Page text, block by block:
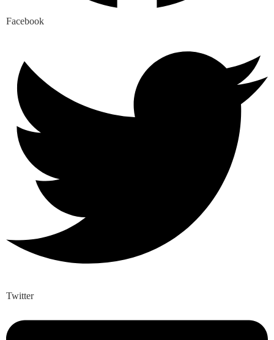
Facebook
Twitter